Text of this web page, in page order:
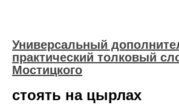
Универсальный
практический толковый
Мостицкого
стоять на цырлах